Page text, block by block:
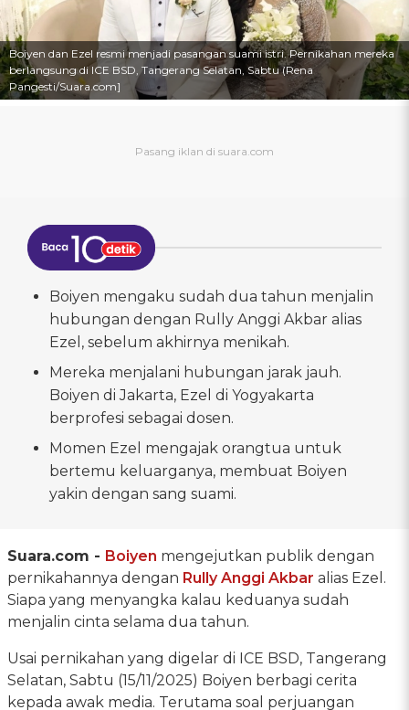
Boiyen dan Ezel resmi menjadi pasangan suami istri. Pernikahan mereka
berlangsung di ICE BSD, Tangerang Selatan, Sabtu (Rena
Pangesti/Suara.com]
Boiyen mengaku sudah dua tahun menjalin
hubungan dengan Rully Anggi Akbar alias
Ezel, sebelum akhirnya menikah.
Mereka menjalani hubungan jarak jauh.
Boiyen di Jakarta, Ezel di Yogyakarta
berprofesi sebagai dosen.
Momen Ezel mengajak orangtua untuk
bertemu keluarganya, membuat Boiyen
yakin dengan sang suami.
Suara.com - Boiyen mengejutkan publik dengan
pernikahannya dengan Rully Anggi Akbar alias Ezel.
Siapa yang menyangka kalau keduanya sudah
menjalin cinta selama dua tahun.
Usai pernikahan yang digelar di ICE BSD, Tangerang
Selatan, Sabtu (15/11/2025) Boiyen berbagi cerita
kepada awak media. Terutama soal perjuangan